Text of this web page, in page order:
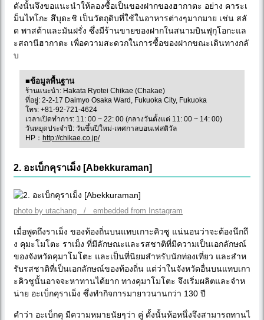
ดังนั้นจึงขอแนะนำให้ลองซื้อเป็นของฝากของฮากาตะ อย่าง คาระเ
ม็นไทโกะ สึบุดะชิ เป็นวัตถุดิบที่ใช้ในอาหารต่างๆมากมาย เช่น สลั
ด พาสต้าและมันฝรั่ง ซึ่งมีร้านขายของฝากในสนามบินฟุกุโอกะแล
ะสถานีฮากาตะ เพื่อความสะดวกในการซื้อของฝากขณะเดินทางกลั
บ
■ข้อมูลพื้นฐาน
ร้านแนะนำ: Hakata Ryotei Chikae (Chakae)
ที่อยู่: 2-2-17 Daimyo Osaka Ward, Fukuoka City, Fukuoka
โทร: +81-92-721-4624
เวลาเปิดทำการ: 11: 00 ~ 22: 00 (กลางวันตั้งแต่ 11: 00 ~ 14: 00)
วันหยุดประจำปี: วันขึ้นปีใหม่·เทศกาลบอนเฟสติวัล
HP： http://chikae.co.jp/
2. อะเบ็กคุราเม็ง [Abekkuraman]
photo by utachang / embedded from Instagram
เมื่อพูดถึงราเม็ง ของท้องถิ่นบนแทบเกาะคิวซู แน่นอนว่าจะต้องนึกถึ
ง คุมะโมโตะ ราเม็ง ที่มีลักษณะและรสชาติที่มีความเป็นเอกลักษณ์
ของจังหวัดคุมาโมโตะ และเป็นที่นิยมสำหรับนักท่องเที่ยว และสำห
รับรสชาติที่เป็นเอกลักษณ์ของท้องถิ่น แต่ว่าในจังหวัดอื่นบนแทบเกา
ะคิวชูนั้นอาจจะหาทานได้ยาก ทางคุมาโมโตะ จึงเริ่มผลิตและจำห
น่าย อะเบ็กคุราเม็ง ซึ่งทำกิจการมายาวนานกว่า 130 ปี
คำว่า อะเบ็กคุ มีความหมายนัยๆว่า คู่ ดั้งนั้นห้อหนึ่งจึงสามารถทานไ